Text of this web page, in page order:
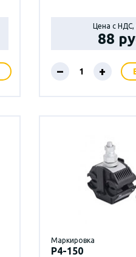
Цена с НДС,
88
– +
Маркировка
P4-150